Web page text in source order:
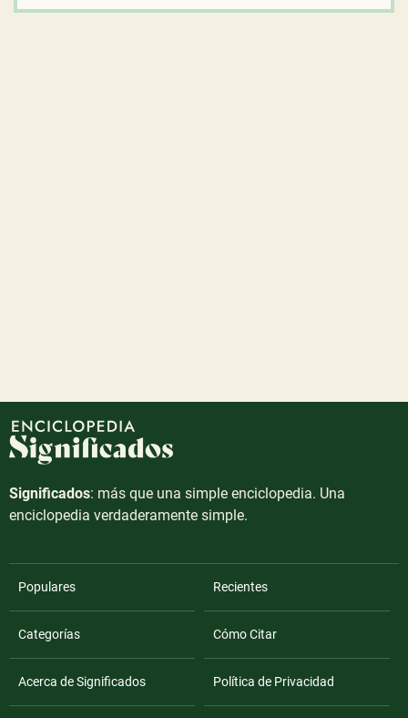
Significados: más que una simple enciclopedia. Una
enciclopedia verdaderamente simple.
Populares Recientes
Categorías Cómo Citar
Acerca de Significados Política de Privacidad